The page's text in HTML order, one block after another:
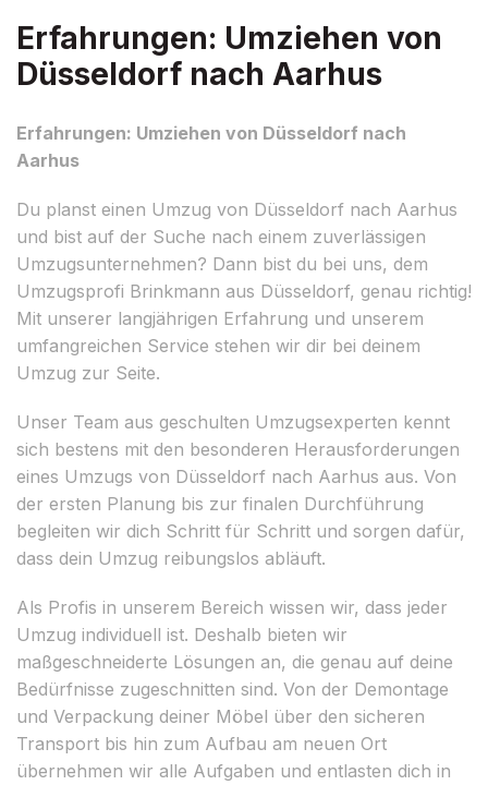
Erfahrungen: Umziehen von
Düsseldorf nach Aarhus
Erfahrungen: Umziehen von Düsseldorf nach
Aarhus
Du planst einen Umzug von Düsseldorf nach Aarhus
und bist auf der Suche nach einem zuverlässigen
Umzugsunternehmen? Dann bist du bei uns, dem
Umzugsprofi Brinkmann aus Düsseldorf, genau richtig!
Mit unserer langjährigen Erfahrung und unserem
umfangreichen Service stehen wir dir bei deinem
Umzug zur Seite.
Unser Team aus geschulten Umzugsexperten kennt
sich bestens mit den besonderen Herausforderungen
eines Umzugs von Düsseldorf nach Aarhus aus. Von
der ersten Planung bis zur finalen Durchführung
begleiten wir dich Schritt für Schritt und sorgen dafür,
dass dein Umzug reibungslos abläuft.
Als Profis in unserem Bereich wissen wir, dass jeder
Umzug individuell ist. Deshalb bieten wir
maßgeschneiderte Lösungen an, die genau auf deine
Bedürfnisse zugeschnitten sind. Von der Demontage
und Verpackung deiner Möbel über den sicheren
Transport bis hin zum Aufbau am neuen Ort
übernehmen wir alle Aufgaben und entlasten dich in